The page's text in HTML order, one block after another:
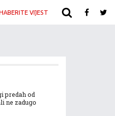
VIJEST ARHIVA
predah od
ne zadugo